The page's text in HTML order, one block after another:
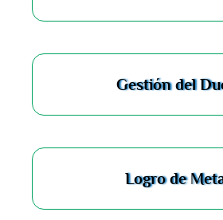
Gestión del
Logro de